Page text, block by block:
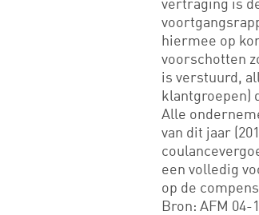
hiermee op
voorschotten
is verstuurd,
klantgroepen)
Alle
van dit jaar
een volledig
op de
Bron: AFM 04-